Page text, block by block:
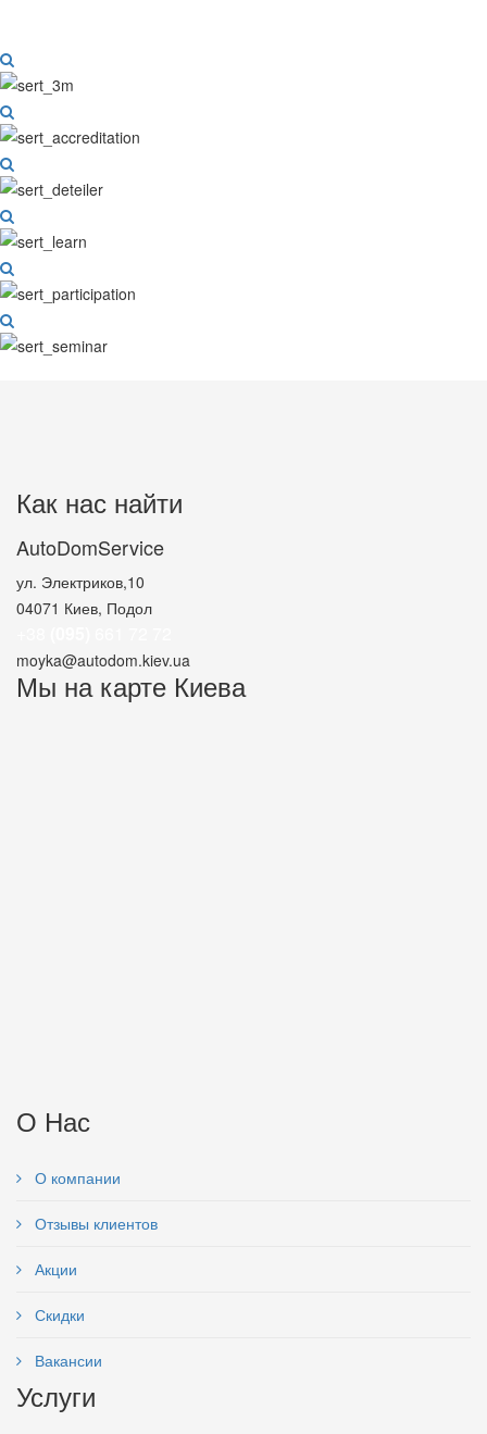
Как нас найти
AutoDomService
ул. Электриков,10
04071 Киев, Подол
moyka@autodom.kiev.ua
Мы на карте Киева
О Нас
О компании
Отзывы клиентов
Акции
Скидки
Вакансии
Услуги